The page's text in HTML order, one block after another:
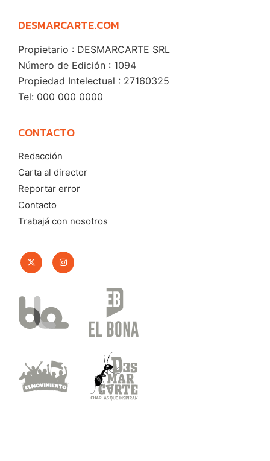
DESMARCARTE.COM
Propietario : DESMARCARTE SRL
Número de Edición : 1094
Propiedad Intelectual : 27160325
Tel: 000 000 0000
CONTACTO
Redacción
Carta al director
Reportar error
Contacto
Trabajá con nosotros